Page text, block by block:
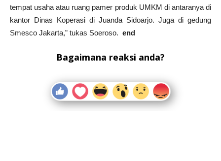
tempat usaha atau ruang pamer produk UMKM di antaranya di
kantor Dinas Koperasi di Juanda Sidoarjo. Juga di gedung
Smesco Jakarta,” tukas Soeroso. end
Bagaimana reaksi anda?